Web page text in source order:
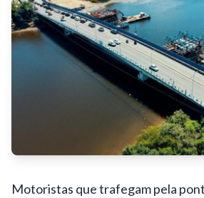
Motoristas que trafegam pela